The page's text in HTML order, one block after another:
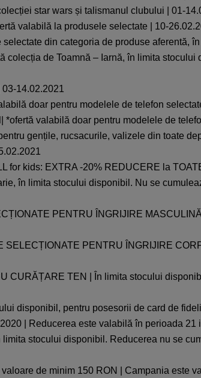
star wars și talismanul clubului | 01-
valabilă la produsele selectate | 10-
din categoria de produse aferentă,
colecția de Toamnă – Iarnă, în limita
14.02.2021
doar pentru modelele de telefon
valabilă doar pentru modelele de
gențile, rucsacurile, valizele din toate
for kids: EXTRA -20% REDUCERE la
în limita stocului disponibil. Nu se
PENTRU ÎNGRIJIRE
PENTRU ÎNGRIJIRE
CURĂȚARE TEN | În limita stocului
disponibil, pentru posesorii de card de
| Reducerea este valabilă în perioada
stocului disponibil. Reducerea nu se
de minim 150 RON | Campania este